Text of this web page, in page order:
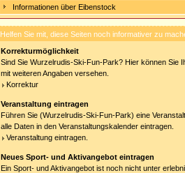
Informationen über Eibenstock
Helfen Sie mit, diese Seiten noch informativer zu
Korrekturmöglichkeit
Sind Sie Wurzelrudis-Ski-Fun-Park? Hier können Sie
mit weiteren Angaben versehen.
Korrektur
Veranstaltung eintragen
Führen Sie (Wurzelrudis-Ski-Fun-Park) eine
alle Daten in den Veranstaltungskalender eintragen.
Veranstaltung eintragen.
Neues Sport- und Aktivangebot eintragen
Ein Sport- und Aktivangebot ist noch nicht unter